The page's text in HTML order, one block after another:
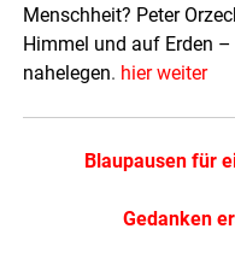
Menschheit? Peter
Himmel und auf Erden
nahelegen. hier weiter
Blaupausen für
Gedanken